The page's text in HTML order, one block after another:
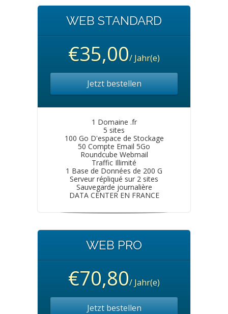
WEB STANDARD
€35,00/ Jahr(e)
Jetzt bestellen
1 Domaine .fr
5 sites
100 Go D'espace de Stockage
50 Compte Email 5Go
Roundcube Webmail
Traffic Illimité
1 Base de Données de 200 G
Serveur répliqué sur 2 sites
Sauvegarde journalière
DATA CENTER EN FRANCE
WEB PRO
€70,80/ Jahr(e)
Jetzt bestellen